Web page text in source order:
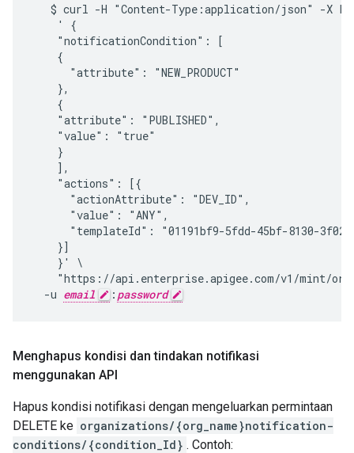
$ curl -H "Content-Type:application/json" -X
    ' {
    "notificationCondition": [
    {
      "attribute": "NEW_PRODUCT"
    },
    {
    "attribute": "PUBLISHED",
    "value": "true"
    }
    ],
    "actions": [{
      "actionAttribute": "DEV_ID",
      "value": "ANY",
"templateId": "01191bf9-5fdd-45bf-8130-
    }]
    }' \
"https://api.enterprise.apigee.com/v1/mint/
  -u
email : password
Menghapus kondisi dan tindakan notifikasi
menggunakan API
Hapus kondisi notifikasi dengan mengeluarkan permintaan
DELETE ke organizations/{org_name}notification-
conditions/{condition_Id} . Contoh: